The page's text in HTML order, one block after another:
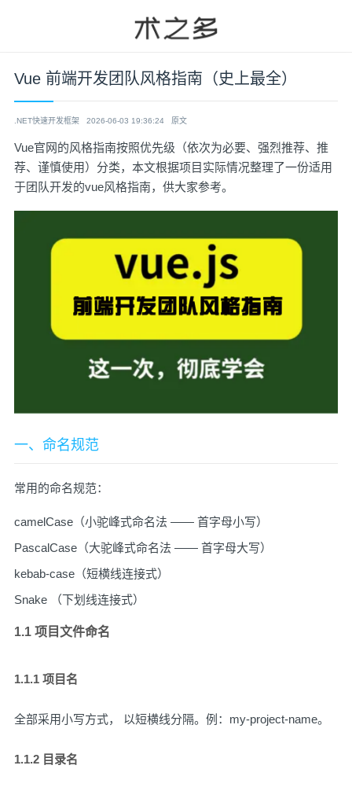
Vue 前端开发团队风格指南（史上最全）
.NET快速开发框架 2026-06-03 19:36:24 原文
Vue官网的风格指南按照优先级（依次为必要、强烈推荐、推
荐、谨慎使用）分类，本文根据项目实际情况整理了一份适用
于团队开发的vue风格指南，供大家参考。
一、命名规范
常用的命名规范：
camelCase（小驼峰式命名法 —— 首字母小写）
PascalCase（大驼峰式命名法 —— 首字母大写）
kebab-case（短横线连接式）
Snake （下划线连接式）
1.1 项目文件命名
1.1.1 项目名
全部采用小写方式， 以短横线分隔。例：my-project-name。
1.1.2 目录名